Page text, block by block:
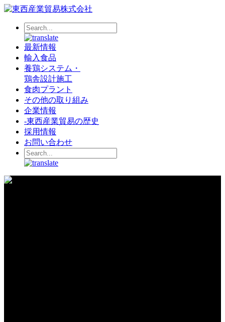
最新情報
輸入食品
養鶏システム・
鶏舎設計施工
食肉プラント
その他の取り組み
企業情報
-東西産業貿易の歴史
採用情報
お問い合わせ